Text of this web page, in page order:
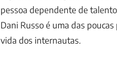
pessoa dependente de
Dani Russo é uma das
vida dos internautas.